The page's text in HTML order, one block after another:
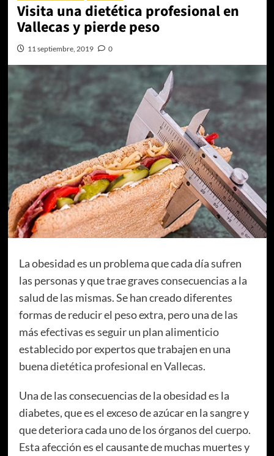
Visita una dietética profesional en
Vallecas y pierde peso
11 septiembre, 2019 0
La obesidad es un problema que cada día sufren
las personas y que trae graves consecuencias a la
salud de las mismas. Se han creado diferentes
formas de reducir el peso extra, pero una de las
más efectivas es seguir un plan alimenticio
establecido por expertos que trabajen en una
buenadietética profesional en Vallecas.
Una de las consecuencias de la obesidad es la
diabetes, que es el exceso de azúcar en la sangre y
que deteriora cada uno de los órganos del cuerpo.
Esta afección es el causante de muchas muertes y